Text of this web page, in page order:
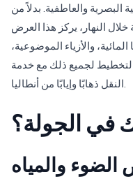
والعاطفية. بدلاً من
النهار، يركز هذا العرض
والأزياء الموضوعية،
التخطيط لجميع ذلك مع خدمة
النقل ذهابًا وإيابًا من أنطاليا.
في الجولة؟
والمياه